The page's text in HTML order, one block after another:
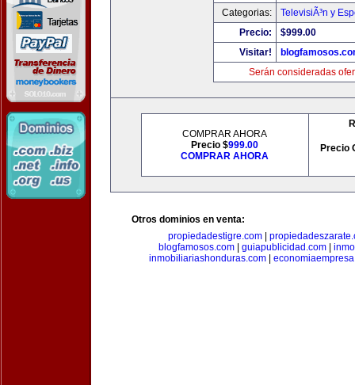
Categorias:
TelevisiÃ³n y
Precio:
$999.00
Visitar!
Serán consideradas
COMPRAR AHORA
Precio $999.00
COMPRAR AHORA
Precio
Otros dominios en venta:
propiedadestigre.com
blogfamosos.com
guiapublicidad.com
inmobiliariashonduras.com